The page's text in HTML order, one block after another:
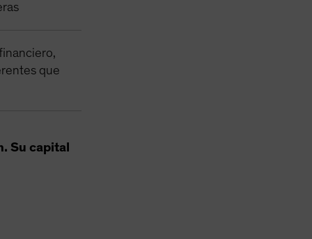
que
Su capital